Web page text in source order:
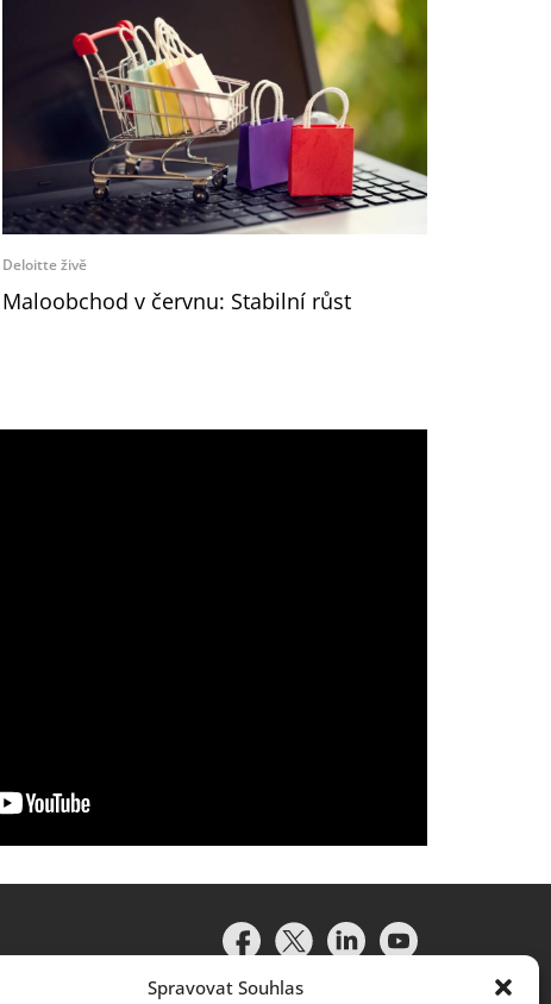
Spravovat Souhlas
Deloitte živě
Maloobchod v červnu: Stabilní růst